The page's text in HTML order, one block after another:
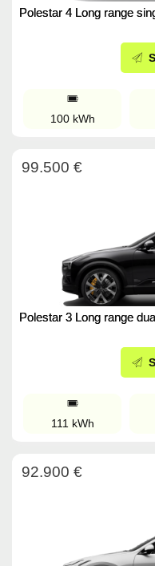
Polestar 4 Long range
100 kWh
99.500 €
Polestar 3 Long range
111 kWh
92.900 €